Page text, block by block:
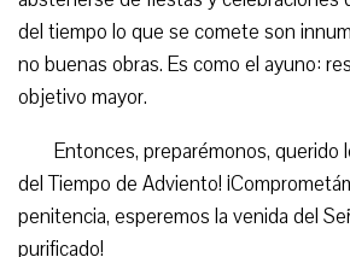
del tiempo lo que se comete son
no buenas obras. Es como el ayuno:
objetivo mayor.
Entonces, preparémonos, querido
del Tiempo de Adviento!
penitencia, esperemos la venida del
purificado!